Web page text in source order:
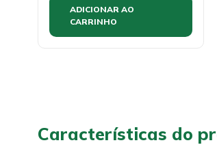
ADICIONAR AO
CARRINHO
Características do